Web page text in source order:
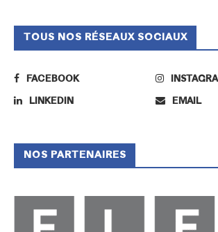
TOUS NOS RÉSEAUX SOCIAUX
FACEBOOK
LINKEDIN EMAIL
NOS PARTENAIRES